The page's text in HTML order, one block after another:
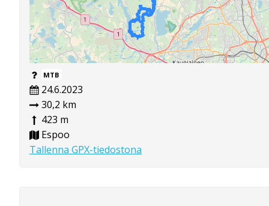
MTB
24.6.2023
30,2 km
423 m
Espoo
Tallenna GPX-tiedostona